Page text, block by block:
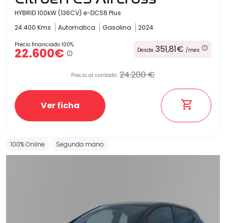
HYBRID 100kW (136CV) e-DCS6 Plus
24.400 Kms
Automatica Gasolina 2024
Precio financiado 100%
22.600€ Desde 351,81€ /mes
Precio al contado: 24.200 €
Ver ficha
100% Online Segunda mano